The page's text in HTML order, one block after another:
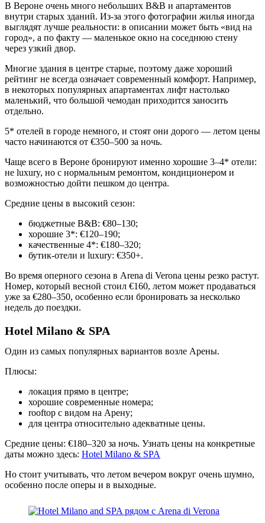
В Вероне очень много небольших B&B и апартаментов
внутри старых зданий. Из-за этого фотографии жилья иногда
выглядят лучше реальности: в описании может быть «вид на
город», а по факту — маленькое окно на соседнюю стену
через узкий двор.
Многие здания в центре старые, поэтому даже хороший
рейтинг не всегда означает современный комфорт. Например,
в некоторых популярных апартаментах лифт настолько
маленький, что большой чемодан приходится заносить
отдельно.
5* отелей в городе немного, и стоят они дорого — летом цены
часто начинаются от €350–500 за ночь.
Чаще всего в Вероне бронируют именно хорошие 3–4* отели:
не luxury, но с нормальным ремонтом, кондиционером и
возможностью дойти пешком до центра.
Средние цены в высокий сезон:
бюджетные B&B: €80–130;
хорошие 3*: €120–190;
качественные 4*: €180–320;
бутик-отели и luxury: €350+.
Во время оперного сезона в Arena di Verona цены резко растут.
Номер, который весной стоил €160, летом может продаваться
уже за €280–350, особенно если бронировать за несколько
недель до поездки.
Hotel Milano & SPA
Один из самых популярных вариантов возле Арены.
Плюсы:
локация прямо в центре;
хорошие современные номера;
rooftop с видом на Арену;
для центра относительно адекватные цены.
Средние цены: €180–320 за ночь. Узнать цены на конкретные
даты можно здесь: Hotel Milano & SPA
Но стоит учитывать, что летом вечером вокруг очень шумно,
особенно после оперы и в выходные.